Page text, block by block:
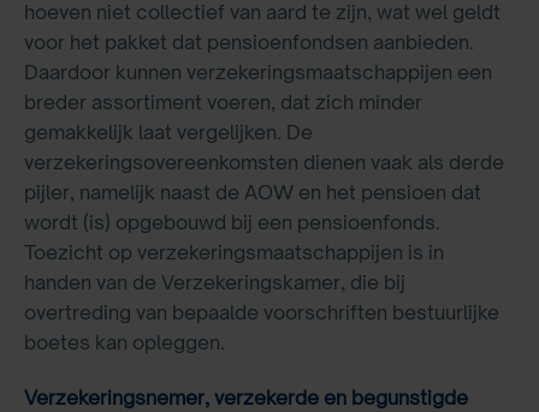
hoeven niet collectief van aard te zijn, wat wel geldt
voor het pakket dat pensioenfondsen aanbieden.
Daardoor kunnen verzekeringsmaatschappijen een
breder assortiment voeren, dat zich minder
gemakkelijk laat vergelijken. De
verzekeringsovereenkomsten dienen vaak als derde
pijler, namelijk naast de AOW en het pensioen dat
wordt (is) opgebouwd bij een pensioenfonds.
Toezicht op verzekeringsmaatschappijen is in
handen van de Verzekeringskamer, die bij
overtreding van bepaalde voorschriften bestuurlijke
boetes kan opleggen.
Verzekeringsnemer, verzekerde en begunstigde